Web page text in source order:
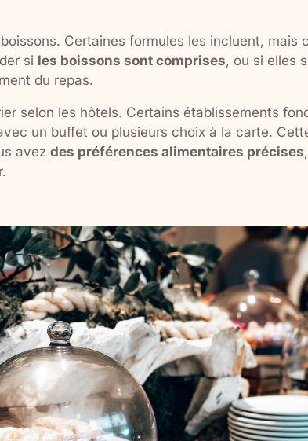
Certaines formules les incluent, mais
si les boissons sont comprises, ou si elles
du repas.
selon les hôtels. Certains établissements
un buffet ou plusieurs choix à la carte.
avez des préférences alimentaires précises